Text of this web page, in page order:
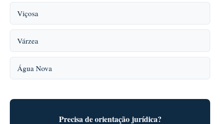
Viçosa
Várzea
Água Nova
Precisa de orientação jurídica?